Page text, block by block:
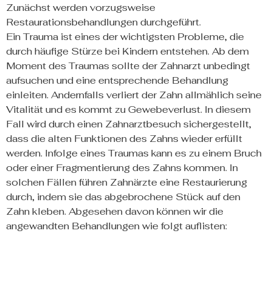
Zunächst werden vorzugsweise
Restaurationsbehandlungen durchgeführt.
Ein Trauma ist eines der wichtigsten Probleme, die
durch häufige Stürze bei Kindern entstehen. Ab dem
Moment des Traumas sollte der Zahnarzt unbedingt
aufsuchen und eine entsprechende Behandlung
einleiten. Andernfalls verliert der Zahn allmählich seine
Vitalität und es kommt zu Gewebeverlust. In diesem
Fall wird durch einen Zahnarztbesuch sichergestellt,
dass die alten Funktionen des Zahns wieder erfüllt
werden. Infolge eines Traumas kann es zu einem Bruch
oder einer Fragmentierung des Zahns kommen. In
solchen Fällen führen Zahnärzte eine Restaurierung
durch, indem sie das abgebrochene Stück auf den
Zahn kleben. Abgesehen davon können wir die
angewandten Behandlungen wie folgt auflisten: